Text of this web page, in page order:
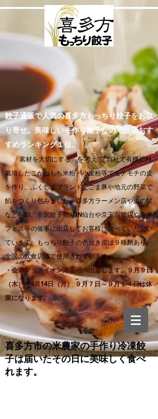
餃子通販で人気の喜多方もっちり餃子をお取
り寄せ。美味しい手作り餃子なので当店おす
すめランキング１位。
「素材を大切にする」を考えて自社で有機肥料
栽培したこがねもち米粉・小麦粉等でモチモチの皮
を作り、ふくしまブランドえごま豚や地元の野菜で
餡をつくり包みました。喜多方ラーメン店や道の駅
などへ卸。全国餃子祭りIN仙台や京王百貨店や会津
フェス等の催事に出店してお客様に食べていただい
ています。もっちり餃子の色付き皮は９種類あり、
全国の飲食店様で使用されています。
・会津フェスイオン津田沼へ出店します。９月９日
（木）～9月14日（月） ９月７日～９月１４日は休
業になります。
喜多方市の米農家の手作り冷凍餃
子は届いたその日に美味しく食べ
れます。